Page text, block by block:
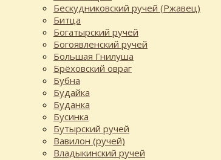
Бескудниковский ручей (Ржавец)
Битца
Богатырский ручей
Богоявленский ручей
Большая Гнилуша
Брёховский овраг
Бубна
Будайка
Буданка
Бусинка
Бутырский ручей
Вавилон (ручей)
Владыкинский ручей